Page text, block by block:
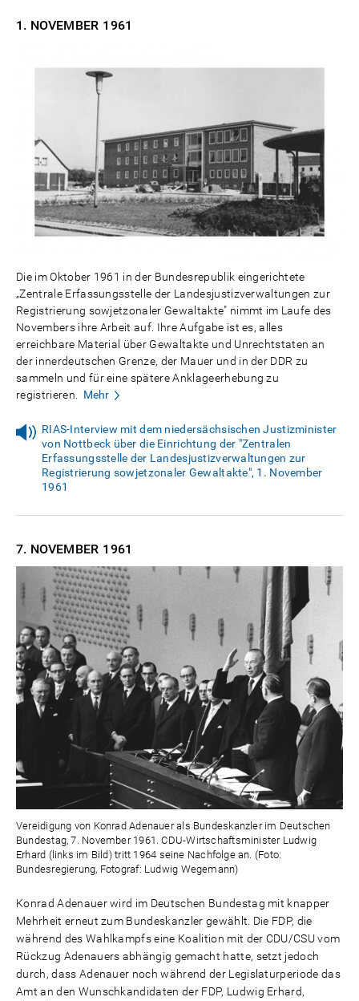
1. NOVEMBER 1961
Die im Oktober 1961 in der Bundesrepublik eingerichtete
„Zentrale Erfassungsstelle der Landesjustizverwaltungen zur
Registrierung sowjetzonaler Gewaltakte" nimmt im Laufe des
Novembers ihre Arbeit auf. Ihre Aufgabe ist es, alles
erreichbare Material über Gewaltakte und Unrechtstaten an
der innerdeutschen Grenze, der Mauer und in der DDR zu
sammeln und für eine spätere Anklageerhebung zu
registrieren.
Mehr
RIAS-Interview mit dem niedersächsischen Justizminister
von Nottbeck über die Einrichtung der "Zentralen
Erfassungsstelle der Landesjustizverwaltungen zur
Registrierung sowjetzonaler Gewaltakte", 1. November
1961
7. NOVEMBER 1961
Vereidigung von Konrad Adenauer als Bundeskanzler im Deutschen
Bundestag, 7. November 1961. CDU-Wirtschaftsminister Ludwig
Erhard (links im Bild) tritt 1964 seine Nachfolge an. (Foto:
Bundesregierung, Fotograf: Ludwig Wegemann)
Konrad Adenauer wird im Deutschen Bundestag mit knapper
Mehrheit erneut zum Bundeskanzler gewählt. Die FDP, die
während des Wahlkampfs eine Koalition mit der CDU/CSU vom
Rückzug Adenauers abhängig gemacht hatte, setzt jedoch
durch, dass Adenauer noch während der Legislaturperiode das
Amt an den Wunschkandidaten der FDP, Ludwig Erhard,